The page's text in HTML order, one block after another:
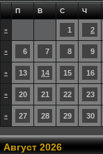
П В С Ч
» 1 2
» 6 7 8 9
» 13 14 15 16
» 20 21 22 23
» 27 28 29 30
Август 2026